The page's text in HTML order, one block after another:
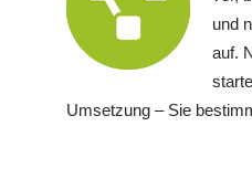
und
auf.
Umsetzung – Sie